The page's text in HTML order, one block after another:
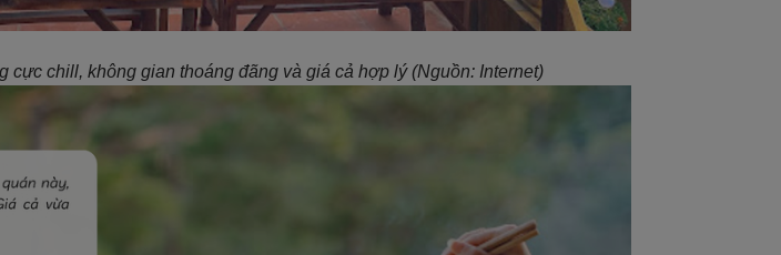
cực chill, không gian thoáng đãng và giá cả hợp lý (Nguồn: Internet)